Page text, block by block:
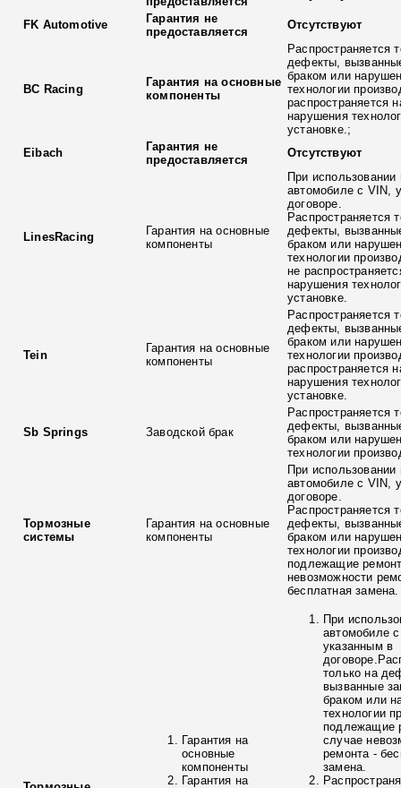
FK Automotive
Гарантия не
предоставляется
Отсутствуют
BC Racing
Гарантия на основные
компоненты
Распространяется
дефекты,
браком или
технологии
распространяется
нарушения
установке.;
Eibach
Гарантия не
предоставляется
Отсутствуют
LinesRacing
Гарантия на основные
компоненты
При использовании
автомобиле с VIN,
договоре.
Распространяется
дефекты,
браком или
технологии
не
нарушения
установке.
Tein
Гарантия на основные
компоненты
Распространяется
дефекты,
браком или
технологии
распространяется
нарушения
установке.
Sb Springs Заводской брак
Распространяется
дефекты,
браком или
технологии
Тормозные
системы
Гарантия на основные
компоненты
При использовании
автомобиле с VIN,
договоре.
Распространяется
дефекты,
браком или
технологии
подлежащие
невозможности
бесплатная замена.
Гарантия на
основные
компоненты
Гарантия на
При
автомобиле
указанным в
только на
вызванные
браком или
технологии
подлежащие
случае
ремонта -
замена.